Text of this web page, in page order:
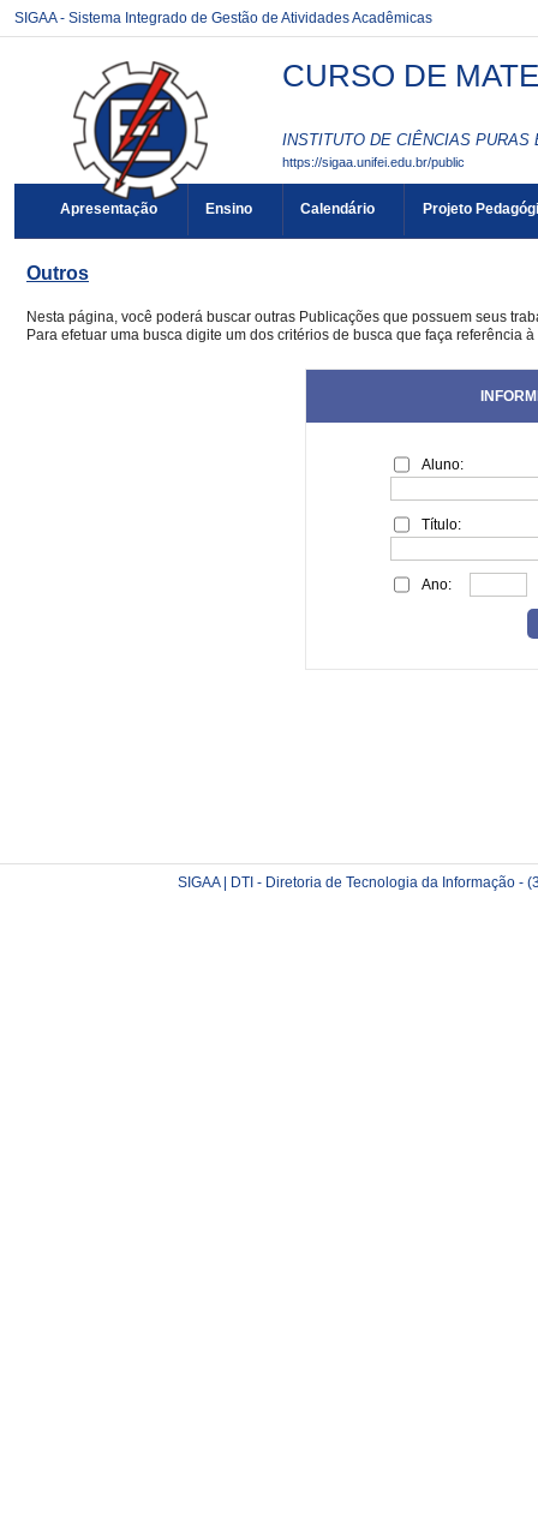
SIGAA - Sistema Integrado de Gestão de Atividades Acadêmicas
CURSO DE
INSTITUTO DE CIÊNCIAS PURAS
https://sigaa.unifei.edu.br/public
Apresentação Ensino Calendário Projeto
Outros
Nesta página, você poderá buscar outras Publicações que possuem seus
Para efetuar uma busca digite um dos critérios de busca que faça referência
Aluno:
Título:
Ano:
SIGAA | DTI - Diretoria de Tecnologia da Informação